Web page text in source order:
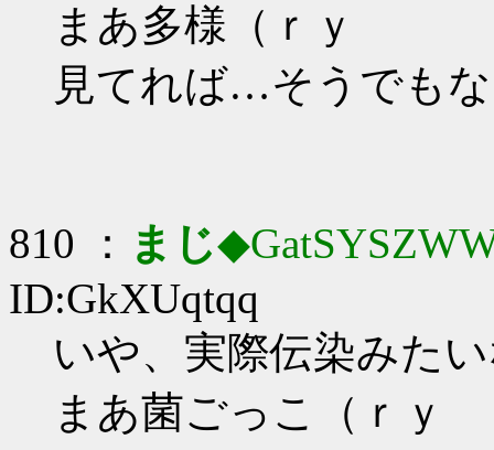
まあ多様（ｒｙ
見てれば…そうでも
810 ： まじ
ID:GkXUqtqq
いや、実際伝染みた
まあ菌ごっこ（ｒｙ